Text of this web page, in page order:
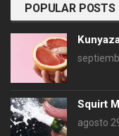
POPULAR POSTS
Squirt
agosto